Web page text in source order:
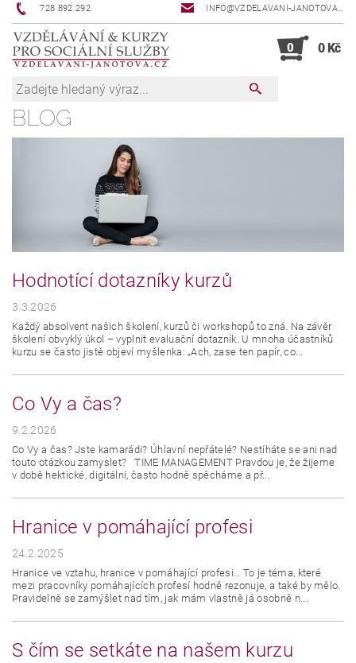
728 892 292 INFO@VZDELAVANI-JANOTOVA.CZ
0 0 Kč
BLOG
Hodnotící dotazníky kurzů
3.3.2026
Každý absolvent našich školení, kurzů či workshopů to zná. Na závěr
školení obvyklý úkol – vyplnit evaluační dotazník. U mnoha účastníků
kurzu se často jistě objeví myšlenka: „Ach, zase ten papír, co...
Co Vy a čas?
9.2.2026
Co Vy a čas? Jste kamarádi? Úhlavní nepřátelé? Nestíháte se ani nad
touto otázkou zamyslet? TIME MANAGEMENT Pravdou je, že žijeme
v době hektické, digitální, často hodně spěcháme a př...
Hranice v pomáhající profesi
24.2.2025
Hranice ve vztahu, hranice v pomáhající profesi… To je téma, které
mezi pracovníky pomáhajících profesí hodně rezonuje, a také by mělo.
Pravidelně se zamýšlet nad tím, jak mám vlastně já osobně n...
S čím se setkáte na našem kurzu